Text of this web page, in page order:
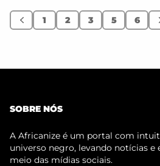
Anterior
1 2 3 5 6
SOBRE NÓS
A Africanize é um portal com
universo negro, levando notícias
meio das mídias sociais.